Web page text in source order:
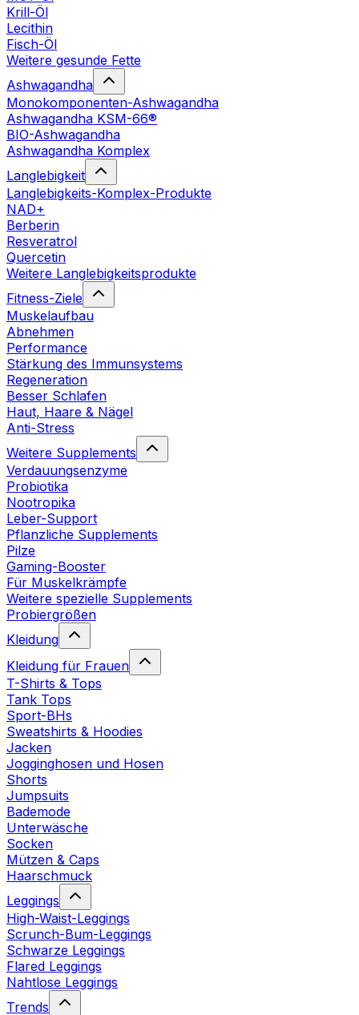
Krill-Öl
Lecithin
Fisch-Öl
Weitere gesunde Fette
Ashwagandha
Monokomponenten-Ashwagandha
Ashwagandha KSM-66®
BIO-Ashwagandha
Ashwagandha Komplex
Langlebigkeit
Langlebigkeits-Komplex-Produkte
NAD+
Berberin
Resveratrol
Quercetin
Weitere Langlebigkeitsprodukte
Fitness-Ziele
Muskelaufbau
Abnehmen
Performance
Stärkung des Immunsystems
Regeneration
Besser Schlafen
Haut, Haare & Nägel
Anti-Stress
Weitere Supplements
Verdauungsenzyme
Probiotika
Nootropika
Leber-Support
Pflanzliche Supplements
Pilze
Gaming-Booster
Für Muskelkrämpfe
Weitere spezielle Supplements
Probiergrößen
Kleidung
Kleidung für Frauen
T-Shirts & Tops
Tank Tops
Sport-BHs
Sweatshirts & Hoodies
Jacken
Jogginghosen und Hosen
Shorts
Jumpsuits
Bademode
Unterwäsche
Socken
Mützen & Caps
Haarschmuck
Leggings
High-Waist-Leggings
Scrunch-Bum-Leggings
Schwarze Leggings
Flared Leggings
Nahtlose Leggings
Trends